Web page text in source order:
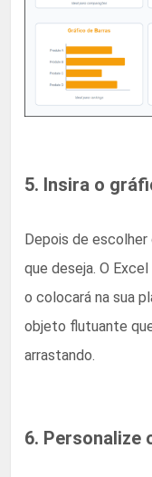
5. Insira o
Depois de
que deseja. O
o colocará na sua
objeto flutuante
arrastando.
6. Personalize